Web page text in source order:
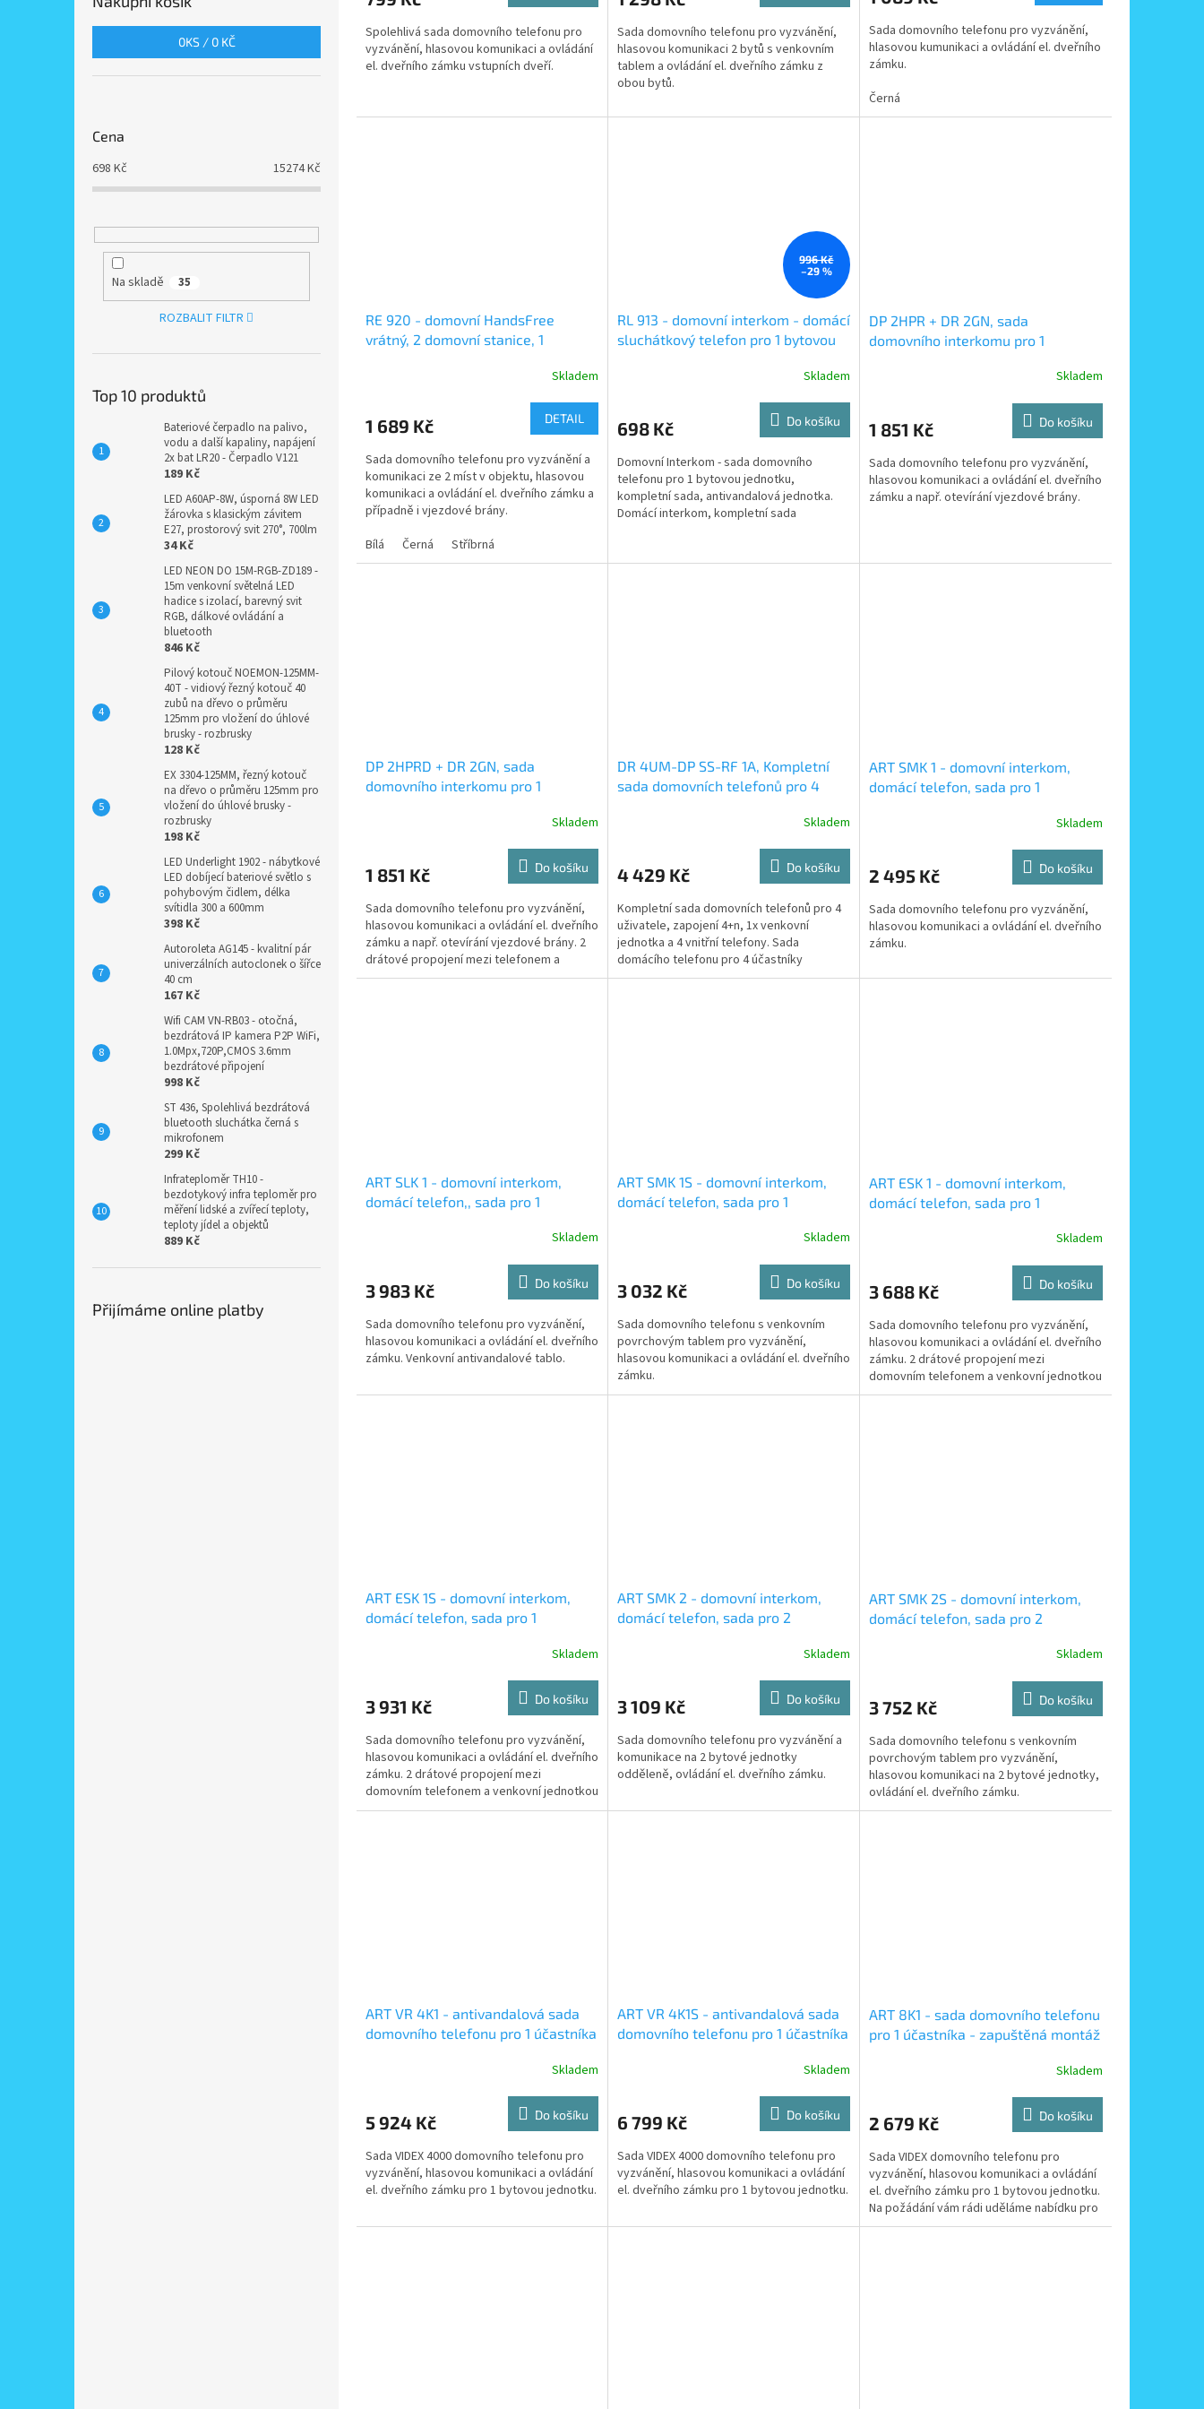
0KS / 0 KČ
Cena
698 Kč 15274Kč
Na skladě 35
ROZBALIT FILTR
Top 10 produktů
Bateriové čerpadlo na palivo,
vodu a další kapaliny, napájení
2x bat LR20 - Čerpadlo V121
189 Kč
LED A60AP-8W, úsporná 8W LED
žárovka s klasickým závitem
E27, prostorový svit 270°, 700lm
34 Kč
LED NEON DO 15M-RGB-ZD189 -
15m venkovní světelná LED
hadice s izolací, barevný svit
RGB, dálkové ovládání a
bluetooth
846 Kč
Pilový kotouč NOEMON-125MM-
40T - vidiový řezný kotouč 40
zubů na dřevo o průměru
125mm pro vložení do úhlové
brusky - rozbrusky
128 Kč
EX 3304-125MM, řezný kotouč
na dřevo o průměru 125mm pro
vložení do úhlové brusky -
rozbrusky
198 Kč
LED Underlight 1902 - nábytkové
LED dobíjecí bateriové světlo s
pohybovým čidlem, délka
svítidla 300 a 600mm
398 Kč
Autoroleta AG145 - kvalitní pár
univerzálních autoclonek o šířce
40 cm
167 Kč
Wifi CAM VN-RB03 - otočná,
bezdrátová IP kamera P2P WiFi,
1.0Mpx,720P,CMOS 3.6mm
bezdrátové připojení
998 Kč
ST 436, Spolehlivá bezdrátová
bluetooth sluchátka černá s
mikrofonem
299 Kč
Infrateploměr TH10 -
bezdotykový infra teploměr pro
měření lidské a zvířecí teploty,
teploty jídel a objektů
889 Kč
Přijímáme online platby
Spolehlivá sada domovního telefonu pro
vyzvánění, hlasovou komunikaci a ovládání
el. dveřního zámku vstupních dveří.
Sada domovního telefonu pro vyzvánění,
hlasovou komunikaci 2 bytů s venkovním
tablem a ovládání el. dveřního zámku z
obou bytů.
Sada domovního telefonu pro vyzvánění,
hlasovou kumunikaci a ovládání el. dveřního
zámku.
Černá
RE 920 - domovní HandsFree
vrátný, 2 domovní stanice, 1
Skladem
1 689 Kč DETAIL
Sada domovního telefonu pro vyzvánění a
komunikaci ze 2 míst v objektu, hlasovou
komunikaci a ovládání el. dveřního zámku a
případně i vjezdové brány.
Bílá
Černá Stříbrná
996 Kč
–29 %
RL 913 - domovní interkom - domácí
sluchátkový telefon pro 1 bytovou
Skladem
698 Kč Do košíku
Domovní Interkom - sada domovního
telefonu pro 1 bytovou jednotku,
kompletní sada, antivandalová jednotka.
Domácí interkom, kompletní sada
DP 2HPR + DR 2GN, sada
domovního interkomu pro 1
Skladem
1 851 Kč Do košíku
Sada domovního telefonu pro vyzvánění,
hlasovou komunikaci a ovládání el. dveřního
zámku a např. otevírání vjezdové brány.
DP 2HPRD + DR 2GN, sada
domovního interkomu pro 1
Skladem
1 851 Kč Do košíku
Sada domovního telefonu pro vyzvánění,
hlasovou komunikaci a ovládání el. dveřního
zámku a např. otevírání vjezdové brány. 2
drátové propojení mezi telefonem a
venkovní...
DR 4UM-DP SS-RF 1A, Kompletní
sada domovních telefonů pro 4
Skladem
4 429 Kč Do košíku
Kompletní sada domovních telefonů pro 4
uživatele, zapojení 4+n, 1x venkovní
jednotka a 4 vnitřní telefony. Sada
domácího telefonu pro 4 účastníky
obsahuje 4 domácí telefony...
ART SMK 1 - domovní interkom,
domácí telefon, sada pro 1
Skladem
2 495 Kč Do košíku
Sada domovního telefonu pro vyzvánění,
hlasovou komunikaci a ovládání el. dveřního
zámku.
ART SLK 1 - domovní interkom,
domácí telefon,, sada pro 1
Skladem
3 983 Kč Do košíku
Sada domovního telefonu pro vyzvánění,
hlasovou komunikaci a ovládání el. dveřního
zámku. Venkovní antivandalové tablo.
ART SMK 1S - domovní interkom,
domácí telefon, sada pro 1
Skladem
3 032 Kč Do košíku
Sada domovního telefonu s venkovním
povrchovým tablem pro vyzvánění,
hlasovou komunikaci a ovládání el. dveřního
zámku.
ART ESK 1 - domovní interkom,
domácí telefon, sada pro 1
Skladem
3 688 Kč Do košíku
Sada domovního telefonu pro vyzvánění,
hlasovou komunikaci a ovládání el. dveřního
zámku. 2 drátové propojení mezi
domovním telefonem a venkovní jednotkou
(tablem).
ART ESK 1S - domovní interkom,
domácí telefon, sada pro 1
Skladem
3 931 Kč Do košíku
Sada domovního telefonu pro vyzvánění,
hlasovou komunikaci a ovládání el. dveřního
zámku. 2 drátové propojení mezi
domovním telefonem a venkovní jednotkou
(tablem) pro...
ART SMK 2 - domovní interkom,
domácí telefon, sada pro 2
Skladem
3 109 Kč Do košíku
Sada domovního telefonu pro vyzvánění a
komunikace na 2 bytové jednotky
odděleně, ovládání el. dveřního zámku.
ART SMK 2S - domovní interkom,
domácí telefon, sada pro 2
Skladem
3 752 Kč Do košíku
Sada domovního telefonu s venkovním
povrchovým tablem pro vyzvánění,
hlasovou komunikaci na 2 bytové jednotky,
ovládání el. dveřního zámku.
ART VR 4K1 - antivandalová sada
domovního telefonu pro 1 účastníka
Skladem
5 924 Kč Do košíku
Sada VIDEX 4000 domovního telefonu pro
vyzvánění, hlasovou komunikaci a ovládání
el. dveřního zámku pro 1 bytovou jednotku.
ART VR 4K1S - antivandalová sada
domovního telefonu pro 1 účastníka
Skladem
6 799 Kč Do košíku
Sada VIDEX 4000 domovního telefonu pro
vyzvánění, hlasovou komunikaci a ovládání
el. dveřního zámku pro 1 bytovou jednotku.
ART 8K1 - sada domovního telefonu
pro 1 účastníka - zapuštěná montáž
Skladem
2 679 Kč Do košíku
Sada VIDEX domovního telefonu pro
vyzvánění, hlasovou komunikaci a ovládání
el. dveřního zámku pro 1 bytovou jednotku.
Na požádání vám rádi uděláme nabídku pro
více účastníků.